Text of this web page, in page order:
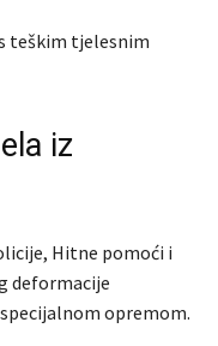
teškim tjelesnim
iz
Hitne pomoći i
deformacije
opremom.